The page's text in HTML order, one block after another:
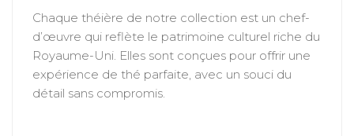
Chaque théière de notre collection est un chef-
d’œuvre qui reflète le patrimoine culturel riche du
Royaume-Uni. Elles sont conçues pour offrir une
expérience de thé parfaite, avec un souci du
détail sans compromis.